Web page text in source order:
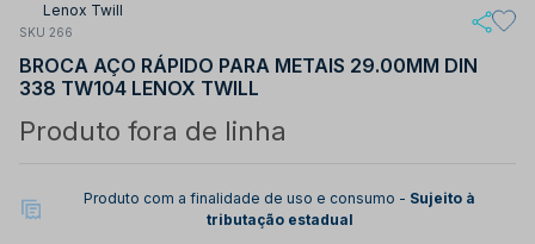
Lenox Twill
SKU 266
BROCA AÇO RÁPIDO PARA METAIS 29.00MM DIN
338 TW104 LENOX TWILL
Produto fora de linha
Produto com a finalidade de uso e consumo - Sujeito à
tributação estadual